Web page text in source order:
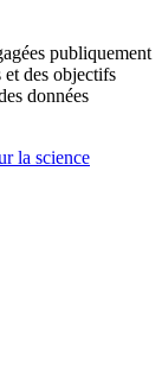
publiquement
et des objectifs
données
la science